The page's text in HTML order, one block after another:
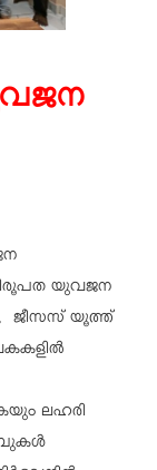
യുവജന
ജീസസ് യൂത്ത്
ലഹരി